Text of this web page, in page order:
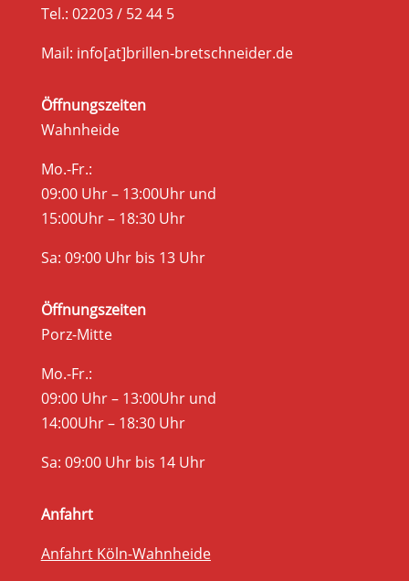
Tel.: 02203 / 52 44 5
Mail: info[at]brillen-bretschneider.de
Öffnungszeiten
Wahnheide
Mo.-Fr.:
09:00 Uhr – 13:00Uhr und
15:00Uhr – 18:30 Uhr
Sa: 09:00 Uhr bis 13 Uhr
Öffnungszeiten
Porz-Mitte
Mo.-Fr.:
09:00 Uhr – 13:00Uhr und
14:00Uhr – 18:30 Uhr
Sa: 09:00 Uhr bis 14 Uhr
Anfahrt
Anfahrt Köln-Wahnheide